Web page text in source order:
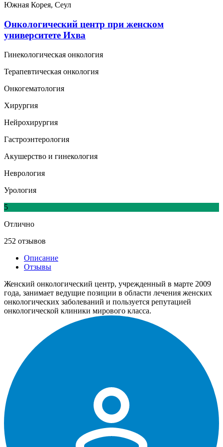
Южная Корея, Сеул
Онкологический центр при женском
университете Ихва
Гинекологическая онкология
Терапевтическая онкология
Онкогематология
Хирургия
Нейрохирургия
Гастроэнтерология
Акушерство и гинекология
Неврология
Урология
5
Отлично
252 отзывов
Описание
Отзывы
Женский онкологический центр, учрежденный в марте 2009
года, занимает ведущие позиции в области лечения женских
онкологических заболеваний и пользуется репутацией
онкологической клиники мирового класса.